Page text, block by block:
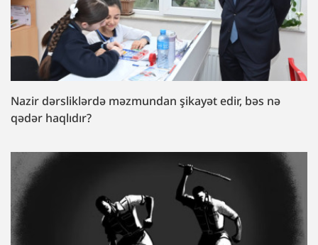
Nazir dərsliklərdə məzmundan şikayət edir, bəs nə
qədər haqlıdır?